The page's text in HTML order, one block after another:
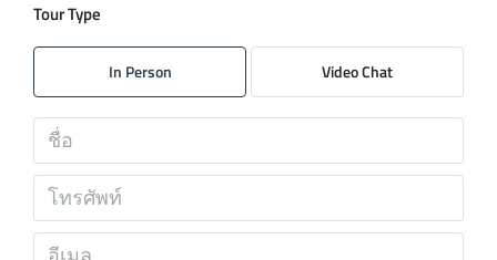
09
10
Tour Type
In Person Video Chat